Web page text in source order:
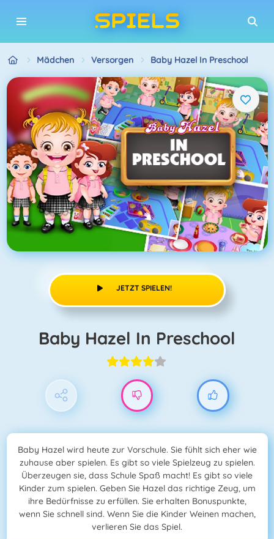
Mädchen Versorgen Baby Hazel In Preschool
JETZT SPIELEN!
Baby Hazel In Preschool
Baby Hazel wird heute zur Vorschule. Sie fühlt sich eher wie
zuhause aber spielen. Es gibt so viele Spielzeug zu spielen.
Überzeugen sie, dass Schule Spaß macht! Es gibt so viele
Kinder zum spielen. Geben Sie Hazel das richtige Zeug, um
ihre Bedürfnisse zu erfüllen. Sie erhalten Bonuspunkte,
wenn Sie schnell sind. Wenn Sie die Kinder Weinen machen,
verlieren Sie das Spiel.